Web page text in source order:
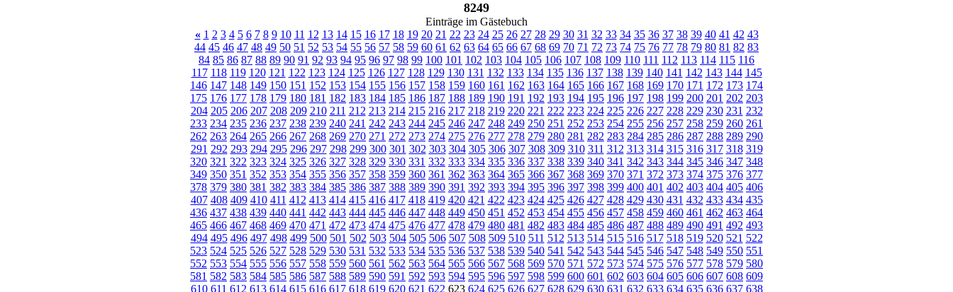
8249
Einträge im Gästebuch
« 1 2 3 4 5 6 7 8 9 10 11 12 13 14 15 16 17 18 19 20 21 22 23 24 25 26 27 28 29 30 31 32 33 34 35 36 37 38 39 40 41 42 43
44 45 46 47 48 49 50 51 52 53 54 55 56 57 58 59 60 61 62 63 64 65 66 67 68 69 70 71 72 73 74 75 76 77 78 79 80 81 82 83
84 85 86 87 88 89 90 91 92 93 94 95 96 97 98 99 100 101 102 103 104 105 106 107 108 109 110 111 112 113 114 115 116
117 118 119 120 121 122 123 124 125 126 127 128 129 130 131 132 133 134 135 136 137 138 139 140 141 142 143 144 145
146 147 148 149 150 151 152 153 154 155 156 157 158 159 160 161 162 163 164 165 166 167 168 169 170 171 172 173 174
175 176 177 178 179 180 181 182 183 184 185 186 187 188 189 190 191 192 193 194 195 196 197 198 199 200 201 202 203
204 205 206 207 208 209 210 211 212 213 214 215 216 217 218 219 220 221 222 223 224 225 226 227 228 229 230 231 232
233 234 235 236 237 238 239 240 241 242 243 244 245 246 247 248 249 250 251 252 253 254 255 256 257 258 259 260 261
262 263 264 265 266 267 268 269 270 271 272 273 274 275 276 277 278 279 280 281 282 283 284 285 286 287 288 289 290
291 292 293 294 295 296 297 298 299 300 301 302 303 304 305 306 307 308 309 310 311 312 313 314 315 316 317 318 319
320 321 322 323 324 325 326 327 328 329 330 331 332 333 334 335 336 337 338 339 340 341 342 343 344 345 346 347 348
349 350 351 352 353 354 355 356 357 358 359 360 361 362 363 364 365 366 367 368 369 370 371 372 373 374 375 376 377
378 379 380 381 382 383 384 385 386 387 388 389 390 391 392 393 394 395 396 397 398 399 400 401 402 403 404 405 406
407 408 409 410 411 412 413 414 415 416 417 418 419 420 421 422 423 424 425 426 427 428 429 430 431 432 433 434 435
436 437 438 439 440 441 442 443 444 445 446 447 448 449 450 451 452 453 454 455 456 457 458 459 460 461 462 463 464
465 466 467 468 469 470 471 472 473 474 475 476 477 478 479 480 481 482 483 484 485 486 487 488 489 490 491 492 493
494 495 496 497 498 499 500 501 502 503 504 505 506 507 508 509 510 511 512 513 514 515 516 517 518 519 520 521 522
523 524 525 526 527 528 529 530 531 532 533 534 535 536 537 538 539 540 541 542 543 544 545 546 547 548 549 550 551
552 553 554 555 556 557 558 559 560 561 562 563 564 565 566 567 568 569 570 571 572 573 574 575 576 577 578 579 580
581 582 583 584 585 586 587 588 589 590 591 592 593 594 595 596 597 598 599 600 601 602 603 604 605 606 607 608 609
610 611 612 613 614 615 616 617 618 619 620 621 622 623 624 625 626 627 628 629 630 631 632 633 634 635 636 637 638